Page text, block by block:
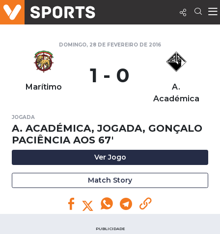
DOMINGO, 28 DE FEVEREIRO DE 2016
Marítimo 1 - 0
A.
Académica
JOGADA
A. ACADÉMICA, JOGADA, GONÇALO
PACIÊNCIA AOS 67'
Ver Jogo
Match Story
PUBLICIDADE